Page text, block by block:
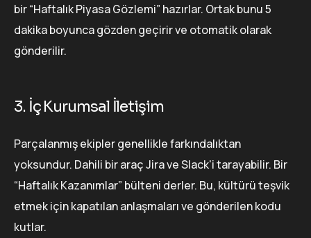
bir “Haftalık Piyasa Gözlemi” hazırlar. Ortak bunu 5
dakika boyunca gözden geçirir ve otomatik olarak
gönderilir.
3. İç Kurumsal İletişim
Parçalanmış ekipler genellikle farkındalıktan
yoksundur. Dahili bir araç Jira ve Slack'i tarayabilir. Bir
“Haftalık Kazanımlar” bülteni derler. Bu, kültürü teşvik
etmek için kapatılan anlaşmaları ve gönderilen kodu
kutlar.